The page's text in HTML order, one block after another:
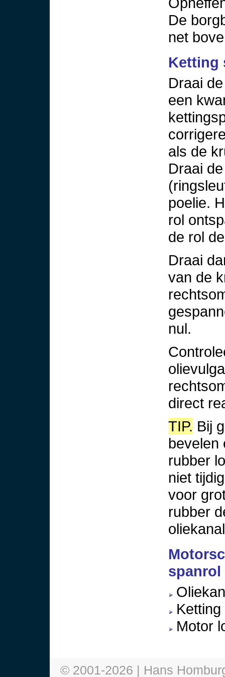
De
net
Ketting
Draai
een
als de
Draai
poelie.
rol
de rol
Draai
van de
nul.
direct
TIP. Bij
bevelen
rubber
niet
voor
rubber
spanrol
Motor
© 2001-2026 | Hans